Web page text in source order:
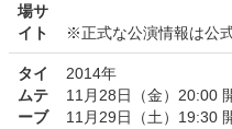
場サ
イト
※正式な公演情報は公
タイ
ムテ
ーブ
2014年
11月28日（金）20:00
11月29日（土）19:30